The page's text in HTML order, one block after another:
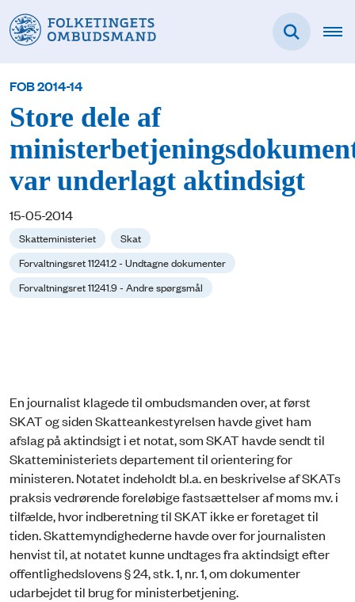
FOB 2014-14
Store dele af
var underlagt aktindsigt
15-05-2014
Skatteministeriet
Skat
Forvaltningsret 11241.2 - Undtagne dokumenter
Forvaltningsret 11241.9 - Andre spørgsmål
En journalist klagede til ombudsmanden over, at først
SKAT og siden Skatteankestyrelsen havde givet ham
afslag på aktindsigt i et notat, som SKAT havde sendt til
Skatteministeriets departement til orientering for
ministeren. Notatet indeholdt bl.a. en beskrivelse af SKATs
praksis vedrørende foreløbige fastsættelser af moms mv. i
tilfælde, hvor indberetning til SKAT ikke er foretaget til
tiden. Skattemyndighederne havde over for journalisten
henvist til, at notatet kunne undtages fra aktindsigt efter
offentlighedslovens § 24, stk. 1, nr. 1, om dokumenter
udarbejdet til brug for ministerbetjening.